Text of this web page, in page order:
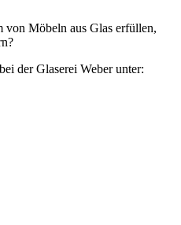
von Möbeln aus Glas erfüllen,
der Glaserei Weber unter: